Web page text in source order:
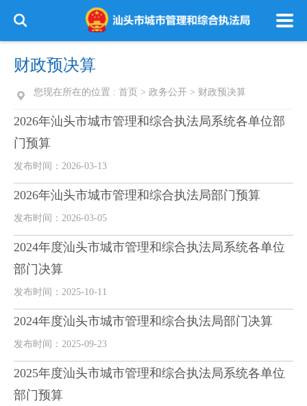
财政预决算
您现在所在的位置 : 首页 > 政务公开 > 财政预决算
2026年汕头市城市管理和综合执法局系统各单位部
门预算
发布时间：2026-03-13
2026年汕头市城市管理和综合执法局部门预算
发布时间：2026-03-05
2024年度汕头市城市管理和综合执法局系统各单位
部门决算
发布时间：2025-10-11
2024年度汕头市城市管理和综合执法局部门决算
发布时间：2025-09-23
2025年度汕头市城市管理和综合执法局系统各单位
部门预算